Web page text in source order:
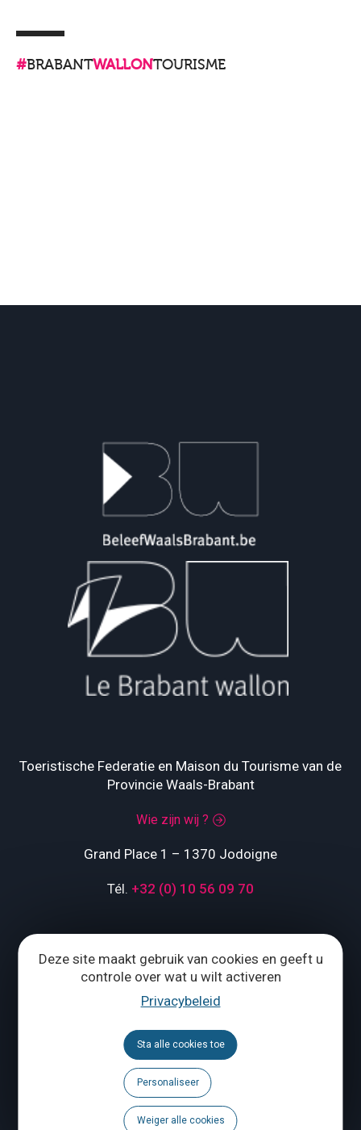
Deze site maakt gebruik van cookies en geeft u
controle over wat u wilt activeren
Privacybeleid
Sta alle cookies toe
Personaliseer
Weiger alle cookies
#BRABANTWALLONTOURISME
Toeristische Federatie en Maison du Tourisme van de
Provincie Waals-Brabant
Wie zijn wij ?
Grand Place 1 – 1370 Jodoigne
Tél. +32 (0) 10 56 09 70
ONS CONTACTEREN
Volg ons
Brochures